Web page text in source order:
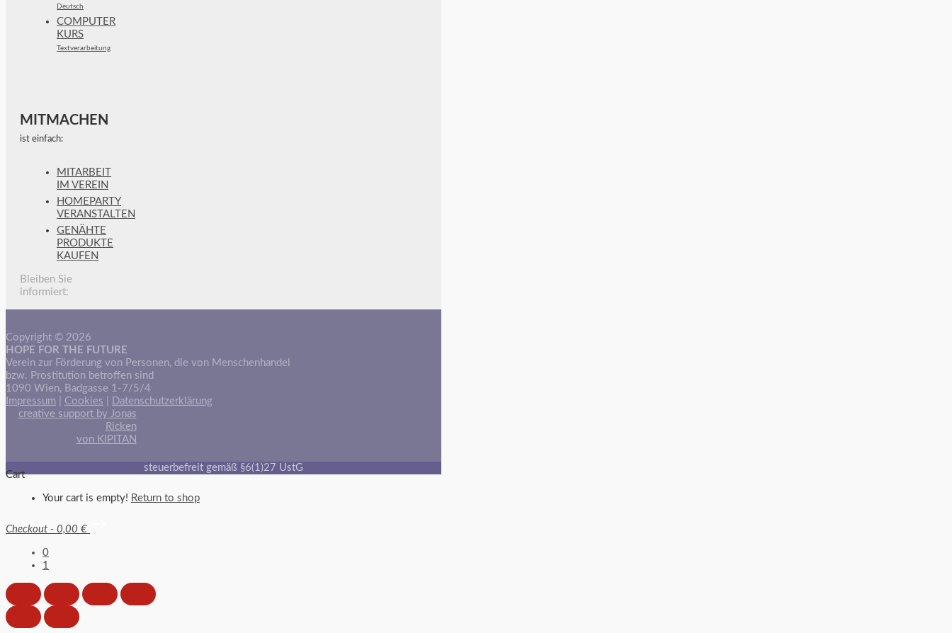
Deutsch
COMPUTER
KURS
Textverarbeitung
MITMACHEN
ist einfach:
MITARBEIT
IM VEREIN
HOMEPARTY
VERANSTALTEN
GENÄHTE
PRODUKTE
KAUFEN
Bleiben Sie
informiert:
Copyright © 2026
HOPE FOR THE FUTURE
Verein zur Förderung von Personen, die von Menschenhandel
bzw. Prostitution betroffen sind
1090 Wien, Badgasse 1-7/5/4
Impressum
Cookies
Datenschutzerklärung
creative support by Jonas
Ricken
von KIPITAN
steuerbefreit gemäß §6(1)27 UstG
Cart
Your cart is empty! Return to shop
Checkout - 0,00 €
0
1